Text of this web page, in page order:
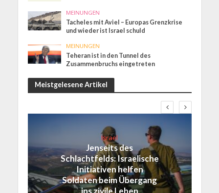
MEINUNGEN
Tacheles mit Aviel – Europas Grenzkrise
und wieder ist Israel schuld
MEINUNGEN
Teheran ist in den Tunnel des
Zusammenbruchs eingetreten
Meistgelesene Artikel
Israel
Jenseits des
Schlachtfelds: Israelische
Initiativen helfen
Soldaten beim Übergang
ins zivile Leben